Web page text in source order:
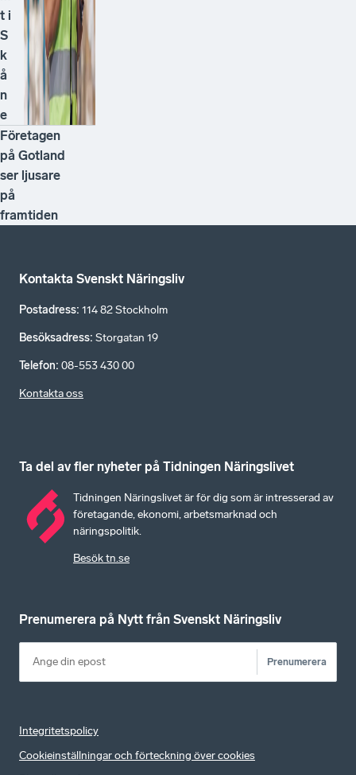
t i
S
k
å
n
e
Företagen
på Gotland
ser ljusare
på
framtiden
Kontakta Svenskt Näringsliv
Postadress: 114 82 Stockholm
Besöksadress: Storgatan 19
Telefon: 08-553 430 00
Kontakta oss
Ta del av fler nyheter på Tidningen Näringslivet
Tidningen Näringslivet är för dig som är intresserad av
företagande, ekonomi, arbetsmarknad och
näringspolitik.
Besök tn.se
Prenumerera på Nytt från Svenskt Näringsliv
Prenumerera
Integritetspolicy
Cookieinställningar och förteckning över cookies